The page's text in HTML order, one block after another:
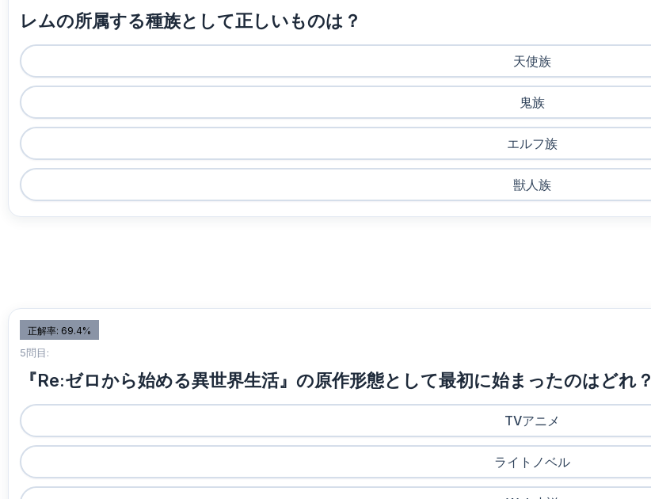
レムの所属する種族として正しいものは？
天使族
鬼族
エルフ族
獣人族
正解率: 69.4%
5問目:
『Re:ゼロから始める異世界生活』の原作形態として最初に始まったのはどれ？
TVアニメ
ライトノベル